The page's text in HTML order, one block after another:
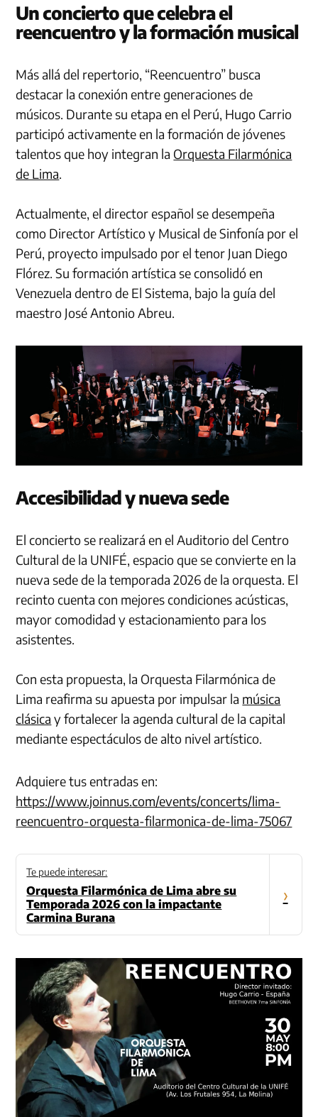
Un concierto que celebra el
reencuentro y la formación musical
Más allá del repertorio, “Reencuentro” busca
destacar la conexión entre generaciones de
músicos. Durante su etapa en el Perú, Hugo Carrio
participó activamente en la formación de jóvenes
talentos que hoy integran la Orquesta Filarmónica
de Lima.
Actualmente, el director español se desempeña
como Director Artístico y Musical de Sinfonía por el
Perú, proyecto impulsado por el tenor Juan Diego
Flórez. Su formación artística se consolidó en
Venezuela dentro de El Sistema, bajo la guía del
maestro José Antonio Abreu.
Accesibilidad y nueva sede
El concierto se realizará en el Auditorio del Centro
Cultural de la UNIFÉ, espacio que se convierte en la
nueva sede de la temporada 2026 de la orquesta. El
recinto cuenta con mejores condiciones acústicas,
mayor comodidad y estacionamiento para los
asistentes.
Con esta propuesta, la Orquesta Filarmónica de
Lima reafirma su apuesta por impulsar la música
clásica y fortalecer la agenda cultural de la capital
mediante espectáculos de alto nivel artístico.
Adquiere tus entradas en:
https://www.joinnus.com/events/concerts/lima-
reencuentro-orquesta-filarmonica-de-lima-75067
Te puede interesar:
Orquesta Filarmónica de Lima abre su
Temporada 2026 con la impactante
Carmina Burana
›